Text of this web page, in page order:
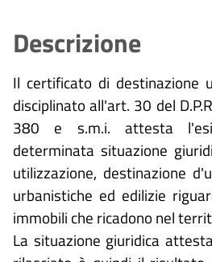
Descrizione
Il certificato di destinazione
disciplinato all'art. 30 del
380 e s.m.i. attesta
determinata situazione
utilizzazione, destinazione
urbanistiche ed edilizie
immobili che ricadono nel
La situazione giuridica